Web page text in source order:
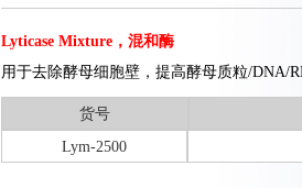
Lyticase Mixture，混和酶
用于去除酵母细胞壁，提高酵母质粒/DNA/
货号
Lym-2500